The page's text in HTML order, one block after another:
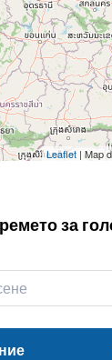
Leaflet | Map
за